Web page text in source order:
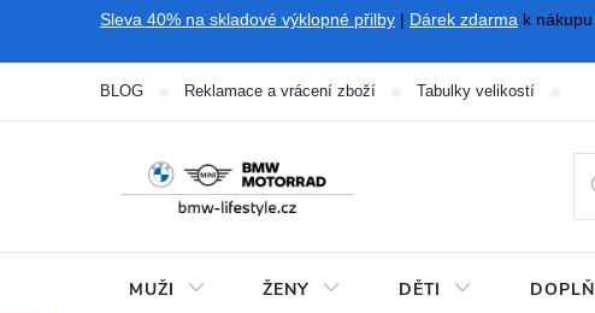
Sleva 40% na skladové výklopné přilby | Dárek zdarma k
BLOG Reklamace a vrácení zboží Tabulky velikostí
MUŽI ŽENY DĚTI